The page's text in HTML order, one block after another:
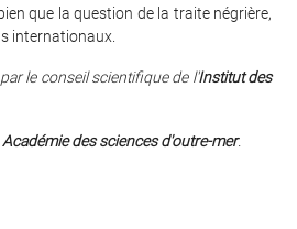
que la question de la traite négrière,
internationaux.
le conseil scientifique de l'Institut des
Académie des sciences d'outre-mer.